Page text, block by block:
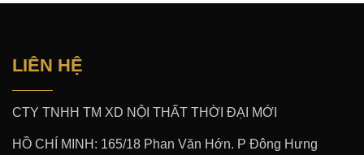
LIÊN HỆ
CTY TNHH TM XD NỘI THẤT THỜI ĐẠI MỚI
HỒ CHÍ MINH: 165/18 Phan Văn Hớn. P Đông Hưng